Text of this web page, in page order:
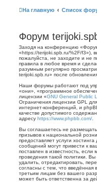
На главную Список
Форум
Заходя на конференцию
«https://terijoki.spb.ru/%2F/f3»),
пожалуйста, не заходите и не
правила в любое время и
разумным регулярно
terijoki.spb.ru» после
Наши форумы работают под
«они», «программное
лицензии «GNU General Public
Ограничения лицензии GPL
интернет-конференций, и
качестве допустимого
адресу https://www.phpbb.com/
Вы соглашаетесь не
призывов к национальной
предоставляет услуги
сообщений могут привести к
поставлен в известность,
проведения такой политики.
удалить, отредактировать,
согласны с тем, что
третьим лицам без вашего
может быть ответственна за